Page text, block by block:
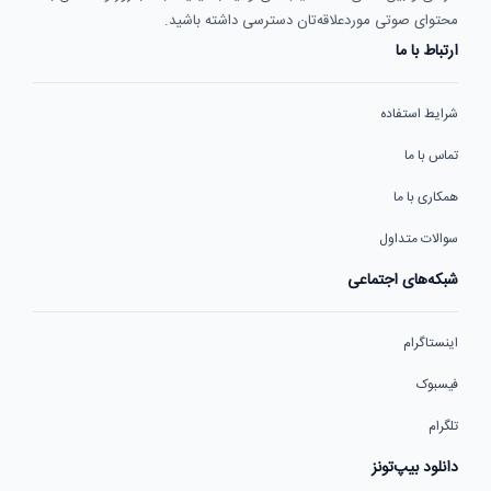
محتوای صوتی موردعلاقه‌تان دسترسی داشته باشید.
ارتباط با ما
شرایط استفاده
تماس با ما
همکاری با ما
سوالات متداول
شبکه‌های اجتماعی
اینستاگرام
فیسبوک
تلگرام
دانلود بیپ‌تونز